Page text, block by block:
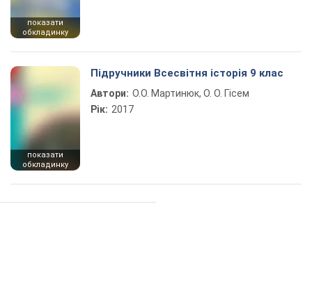
показати
обкладинку
показати
обкладинку
Підручники Всесвітня історія 9 клас
Автори: О.О. Мартинюк, О. О. Гісем
Рік: 2017